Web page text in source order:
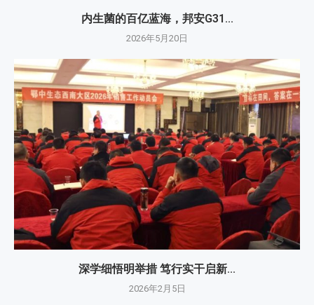
内生菌的百亿蓝海，邦安G31...
2026年5月20日
深学细悟明举措 笃行实干启新...
2026年2月5日